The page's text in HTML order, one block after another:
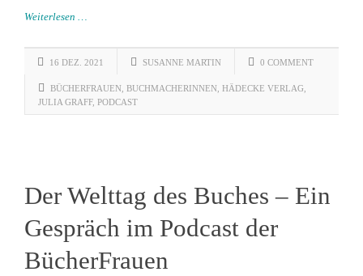
Weiterlesen …
16 DEZ. 2021 SUSANNE MARTIN 0 COMMENT
BÜCHERFRAUEN BUCHMACHERINNEN HÄDECKE VERLAG
JULIA GRAFF, PODCAST
Der Welttag des Buches – Ein
Gespräch im Podcast der
BücherFrauen